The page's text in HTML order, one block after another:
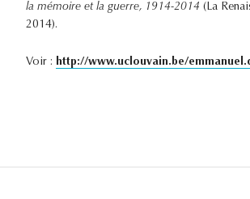
la mémoire et la guerre, 1914-2014 (La
2014).
Voir : http://www.uclouvain.be/